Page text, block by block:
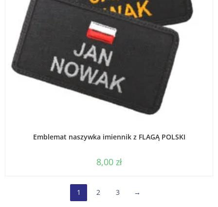
Emblemat naszywka imiennik z FLAGĄ POLSKI
8,00 zł
1 2 3 →